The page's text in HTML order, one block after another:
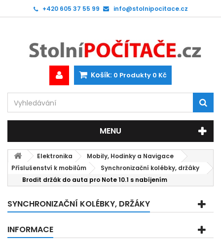
+420 605 37 55 99 info@stolnipocitace.cz
Košík: 0 Produkty 0 Kč
MENU
Elektronika
Mobily, Hodinky a Navigace
Příslušenství k mobilům
Synchronizační kolébky, držáky
Brodit držák do auta pro Note 10.1 s nabíjením
SYNCHRONIZAČNÍ KOLÉBKY, DRŽÁKY
INFORMACE